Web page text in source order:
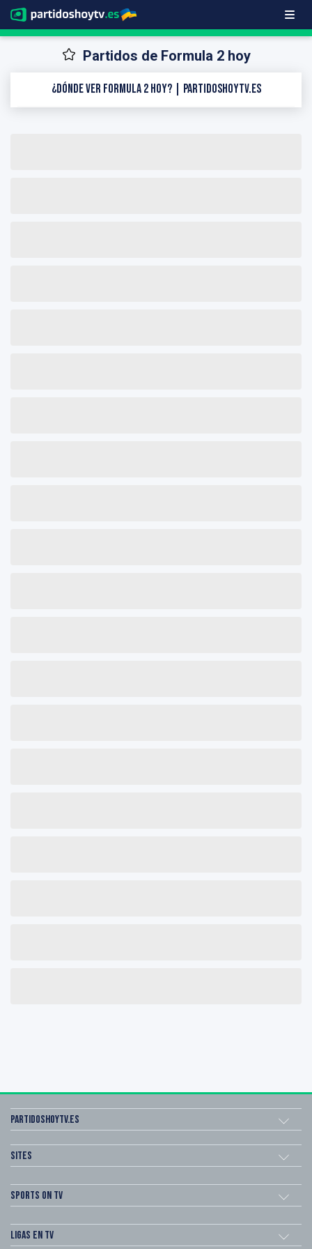
Partidos de Formula 2 hoy
¿Dónde ver Formula 2 hoy? | PartidosHoyTV.es
Partidoshoytv.es
Sites
Sports on TV
Ligas en TV